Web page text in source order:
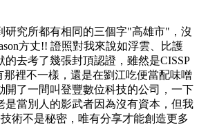
研究所都有相同的三個字"高雄市"，沒
方丈!! 證照對我來說如浮雲、比護
去考了幾張封頂認證，雖然是CISSP
那裡不一樣，還是在劉江吃便當配味噌
開了一間叫登豐數位科技的公司，一下
是當別人的影武者因為沒有資本，但我
術不是秘密，唯有分享才能創造更多